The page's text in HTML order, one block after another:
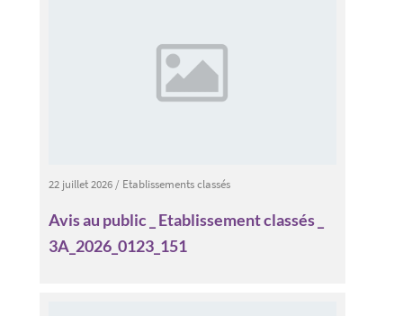
22 juillet 2026/ Etablissements classés
Avis au public _ Etablissement classés _
3A_2026_0123_151